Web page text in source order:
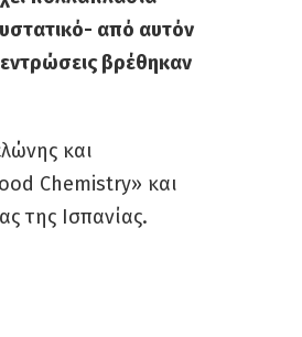
από αυτόν
βρέθηκαν
και
Chemistry» και
της Ισπανίας.